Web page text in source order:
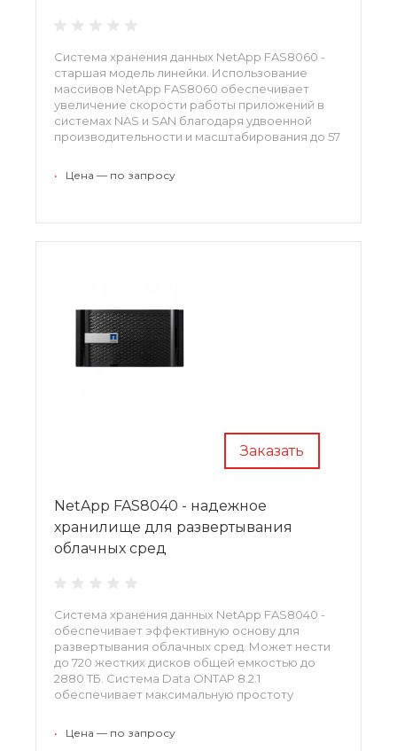
Система хранения данных NetApp FAS8060 -
старшая модель линейки. Использование
массивов NetApp FAS8060 обеспечивает
увеличение скорости работы приложений в
системах NAS и SAN благодаря удвоенной
производительности и масштабирования до 57
• Цена — по запросу
Заказать
NetApp FAS8040 - надежное
хранилище для развертывания
облачных сред
Система хранения данных NetApp FAS8040 -
обеспечивает эффективную основу для
развертывания облачных сред. Может нести
до 720 жестких дисков общей емкостью до
2880 ТБ. Система Data ONTAP 8.2.1
обеспечивает максимальную простоту
• Цена — по запросу